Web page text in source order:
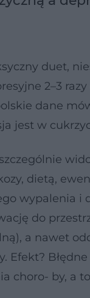
duet,
2–3
dane
jest w
dietą,
wypalenia i
do
a nawet
Efekt?
choro- by, a